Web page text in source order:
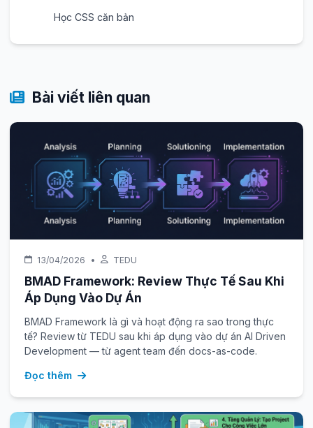
Học CSS căn bản
Bài viết liên quan
13/04/2026 • TEDU
BMAD Framework: Review Thực Tế Sau Khi
Áp Dụng Vào Dự Án
BMAD Framework là gì và hoạt động ra sao trong thực
tế? Review từ TEDU sau khi áp dụng vào dự án AI Driven
Development — từ agent team đến docs-as-code.
Đọc thêm